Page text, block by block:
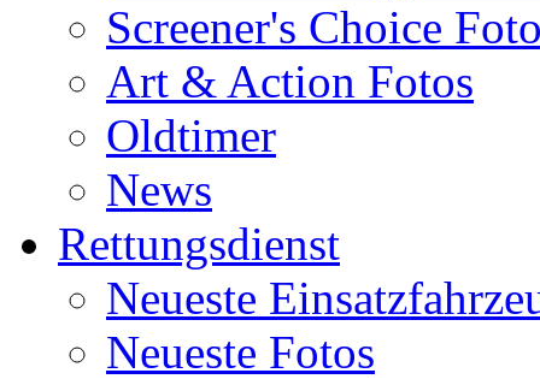
Screener's Choice
Art & Action Fotos
Oldtimer
News
Rettungsdienst
Neueste
Neueste Fotos